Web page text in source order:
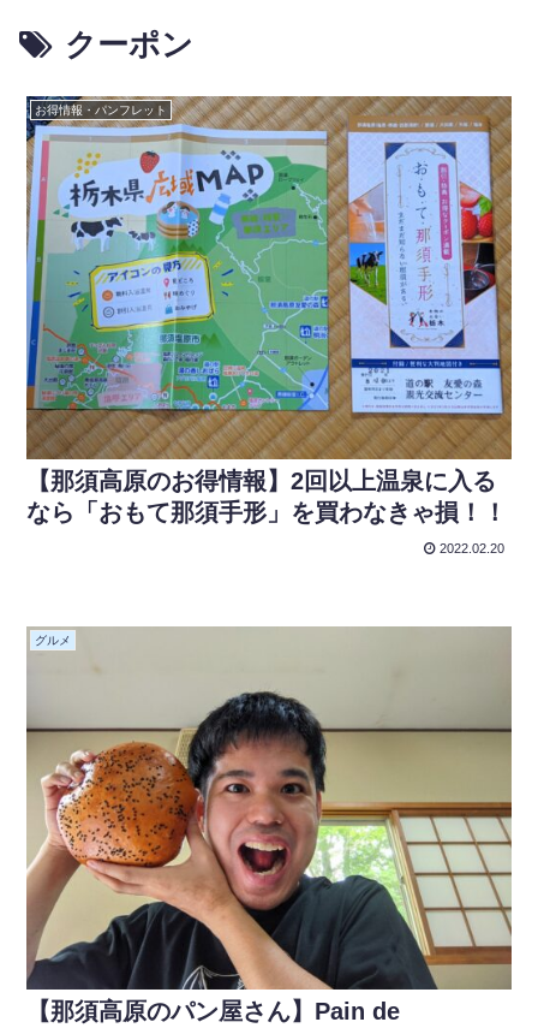
クーポン
お得情報・パンフレット
【那須高原のお得情報】2回以上温泉に入る
なら「おもて那須手形」を買わなきゃ損！！
2022.02.20
グルメ
【那須高原のパン屋さん】Pain de